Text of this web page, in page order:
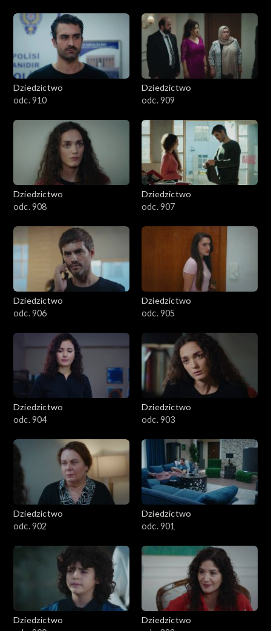
Dziedzictwo
odc. 910
Dziedzictwo
odc. 909
Dziedzictwo
odc. 908
Dziedzictwo
odc. 907
Dziedzictwo
odc. 906
Dziedzictwo
odc. 905
Dziedzictwo
odc. 904
Dziedzictwo
odc. 903
Dziedzictwo
odc. 902
Dziedzictwo
odc. 901
Dziedzictwo
Dziedzictwo